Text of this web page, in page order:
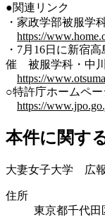
●関連リンク
・家政学部被服学
https://
・7月16日に新宿
催 被服学科・中川
https://
○特許庁ホームペー
https://
本件に関す
大妻女子大学 広
住所
東京都千代田